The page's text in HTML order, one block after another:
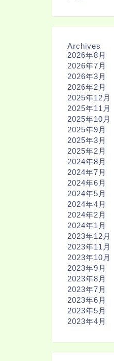
Archives
2026年8月
2026年7月
2026年3月
2026年2月
2025年12月
2025年11月
2025年10月
2025年9月
2025年3月
2025年2月
2024年8月
2024年7月
2024年6月
2024年5月
2024年4月
2024年2月
2024年1月
2023年12月
2023年11月
2023年10月
2023年9月
2023年8月
2023年7月
2023年6月
2023年5月
2023年4月